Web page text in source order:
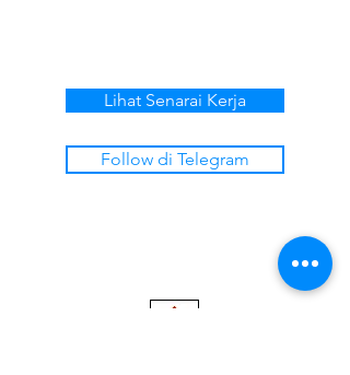
Lihat Senarai Kerja
Follow di Telegram